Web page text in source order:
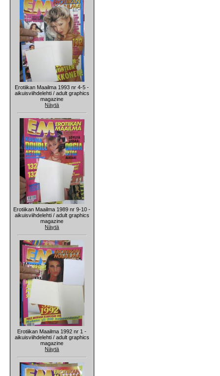
Erotiikan Maailma 1993 nr 4-5 -
aikuisviihdelehti / adult graphics
magazine
Näytä
Erotiikan Maailma 1989 nr 9-10 -
aikuisviihdelehti / adult graphics
magazine
Näytä
Erotiikan Maailma 1992 nr 1 -
aikuisviihdelehti / adult graphics
magazine
Näytä